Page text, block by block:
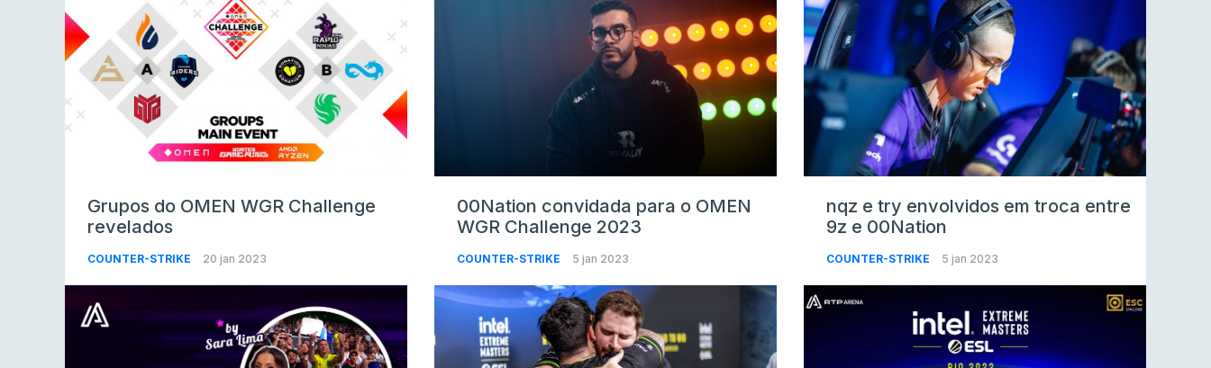
Grupos do OMEN WGR Challenge
revelados
COUNTER-STRIKE 20 jan 2023
00Nation convidada para o OMEN
WGR Challenge 2023
COUNTER-STRIKE 5 jan 2023
nqz e try envolvidos em troca entre
9z e 00Nation
COUNTER-STRIKE 5 jan 2023